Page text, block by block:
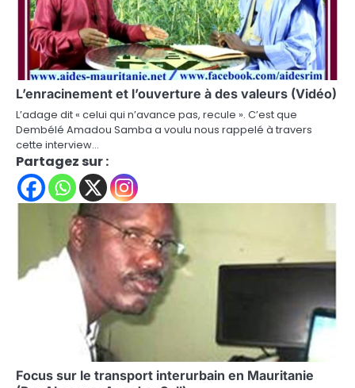
L’enracinement et l’ouverture à des valeurs (Vidéo)
L’adage dit « celui qui n’avance pas, recule ». C’est que
Dembélé Amadou Samba a voulu nous rappelé à travers
cette interview…
Partagez sur :
Focus sur le transport interurbain en Mauritanie